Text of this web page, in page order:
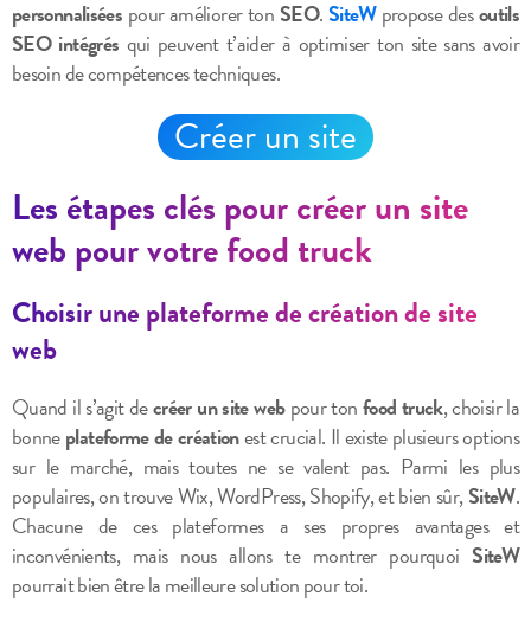
personnalisées pour améliorer ton SEO.SiteWpropose desoutils
SEO intégrés qui peuvent t’aider à optimiser ton site sans avoir
besoin de compétences techniques.
Créer un site
Les étapes clés pour créer un site
web pour votre food truck
Choisir une plateforme de création de site
web
Quand il s’agit decréer un site webpour tonfood truck, choisir la
bonneplateforme de créationest crucial. Il existe plusieurs options
sur le marché, mais toutes ne se valent pas. Parmi les plus
populaires, on trouve Wix, WordPress, Shopify, et bien sûr,SiteW.
Chacune de ces plateformes a ses propres avantages et
inconvénients, mais nous allons te montrer pourquoi SiteW
pourrait bien être la meilleure solution pour toi.